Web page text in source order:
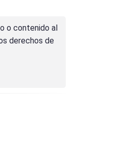
o contenido al
derechos de